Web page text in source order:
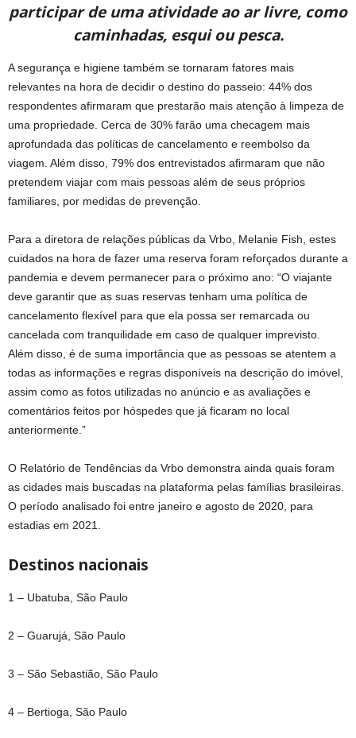
participar de uma atividade ao ar livre, como
caminhadas, esqui ou pesca.
A segurança e higiene também se tornaram fatores mais
relevantes na hora de decidir o destino do passeio: 44% dos
respondentes afirmaram que prestarão mais atenção à limpeza de
uma propriedade. Cerca de 30% farão uma checagem mais
aprofundada das políticas de cancelamento e reembolso da
viagem. Além disso, 79% dos entrevistados afirmaram que não
pretendem viajar com mais pessoas além de seus próprios
familiares, por medidas de prevenção.
Para a diretora de relações públicas da Vrbo, Melanie Fish, estes
cuidados na hora de fazer uma reserva foram reforçados durante a
pandemia e devem permanecer para o próximo ano: “O viajante
deve garantir que as suas reservas tenham uma política de
cancelamento flexível para que ela possa ser remarcada ou
cancelada com tranquilidade em caso de qualquer imprevisto.
Além disso, é de suma importância que as pessoas se atentem a
todas as informações e regras disponíveis na descrição do imóvel,
assim como as fotos utilizadas no anúncio e as avaliações e
comentários feitos por hóspedes que já ficaram no local
anteriormente.”
O Relatório de Tendências da Vrbo demonstra ainda quais foram
as cidades mais buscadas na plataforma pelas famílias brasileiras.
O período analisado foi entre janeiro e agosto de 2020, para
estadias em 2021.
Destinos nacionais
1 – Ubatuba, São Paulo
2 – Guarujá, São Paulo
3 – São Sebastião, São Paulo
4 – Bertioga, São Paulo